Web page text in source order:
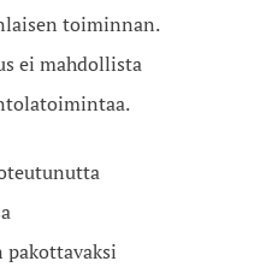
toiminnan.
ei mahdollista
pakottavaksi